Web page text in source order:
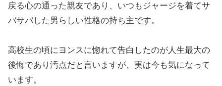
戻る心の通った親友であり、いつもジャージを着てサ
バサバした男らしい性格の持ち主です。
高校生の頃にヨンスに惚れて告白したのが人生最大の
後悔であり汚点だと言いますが、実は今も気になって
います。